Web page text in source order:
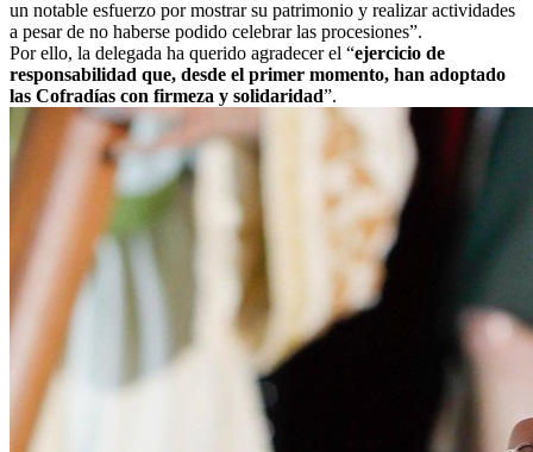
un notable esfuerzo por mostrar su patrimonio y realizar actividades
a pesar de no haberse podido celebrar las procesiones”.
Por ello, la delegada ha querido agradecer el “ejercicio de
responsabilidad que, desde el primer momento, han adoptado
las Cofradías con firmeza y solidaridad”.